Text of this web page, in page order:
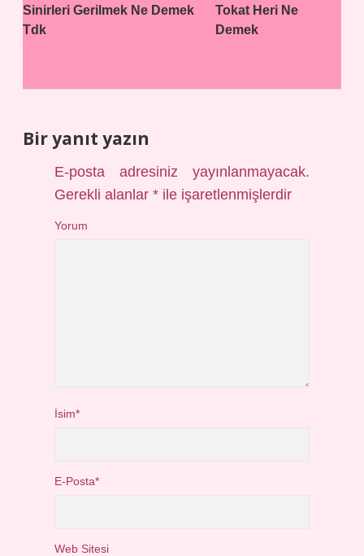
Sinirleri Gerilmek Ne Demek
Tdk
Tokat Heri Ne
Demek
Bir yanıt yazın
E-posta adresiniz yayınlanmayacak.
Gerekli alanlar* ile işaretlenmişlerdir
Yorum
İsim*
E-Posta*
Web Sitesi